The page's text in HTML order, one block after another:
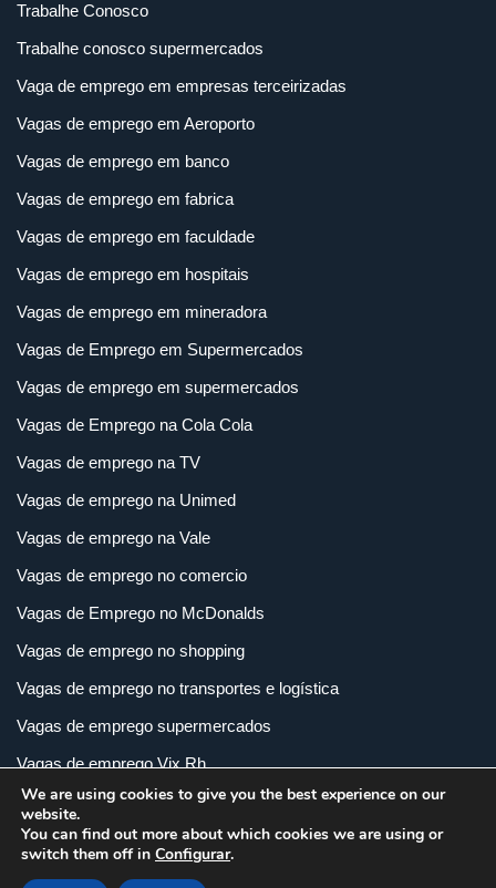
Trabalhe Conosco
Trabalhe conosco supermercados
Vaga de emprego em empresas terceirizadas
Vagas de emprego em Aeroporto
Vagas de emprego em banco
Vagas de emprego em fabrica
Vagas de emprego em faculdade
Vagas de emprego em hospitais
Vagas de emprego em mineradora
Vagas de Emprego em Supermercados
Vagas de emprego em supermercados
Vagas de Emprego na Cola Cola
Vagas de emprego na TV
Vagas de emprego na Unimed
Vagas de emprego na Vale
Vagas de emprego no comercio
Vagas de Emprego no McDonalds
Vagas de emprego no shopping
Vagas de emprego no transportes e logística
Vagas de emprego supermercados
Vagas de emprego Vix Rh
Vagas de empregos em imobiliária
Vagas de empregos em loja
Vagas de empregos na indústria
We are using cookies to give you the best experience on our
website.
You can find out more about which cookies we are using or
switch them off in Configurar.